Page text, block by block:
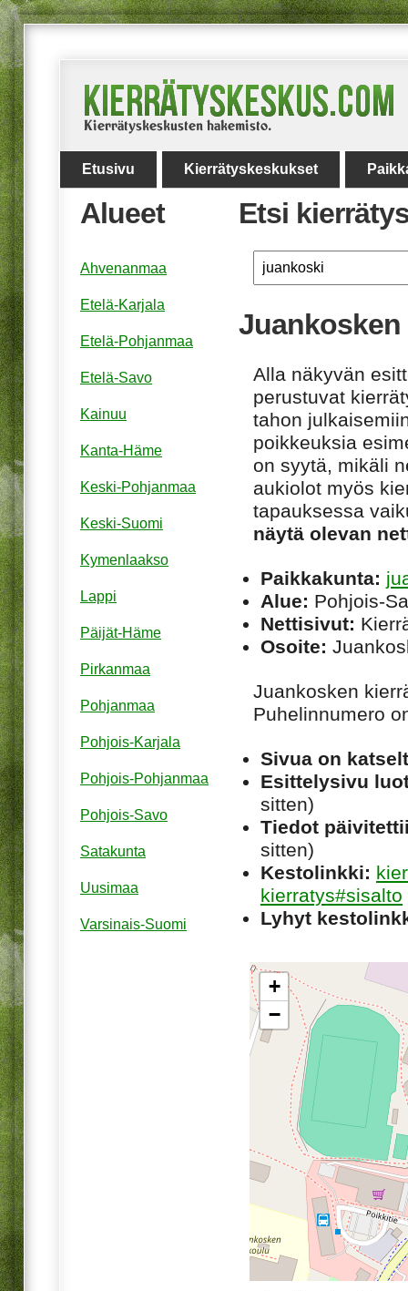
Etusivu Kierrätyskeskukset
Etsi
Alla näkyvän
perustuvat
tahon
poikkeuksia
on syytä, mikäli
aukiolot myös
tapauksessa
näytä olevan
Paikkakunta:
Alue: Pohjois-
Nettisivut:
Osoite:
Juankosken
Puhelinnumero
Sivua on
Esittelysivu
sitten)
Tiedot
sitten)
Kestolinkki:
kierratys#sisalto
Lyhyt
+
−
Alueet
Ahvenanmaa
Etelä-Karjala
Etelä-Pohjanmaa
Etelä-Savo
Kainuu
Kanta-Häme
Keski-Pohjanmaa
Keski-Suomi
Kymenlaakso
Lappi
Päijät-Häme
Pirkanmaa
Pohjanmaa
Pohjois-Karjala
Pohjois-Pohjanmaa
Pohjois-Savo
Satakunta
Uusimaa
Varsinais-Suomi